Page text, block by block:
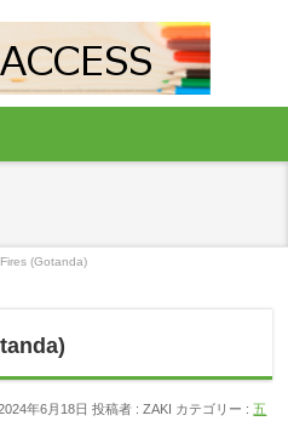
(Gotanda)
年6月18日 投稿者 :ZAKI カテゴリー :五